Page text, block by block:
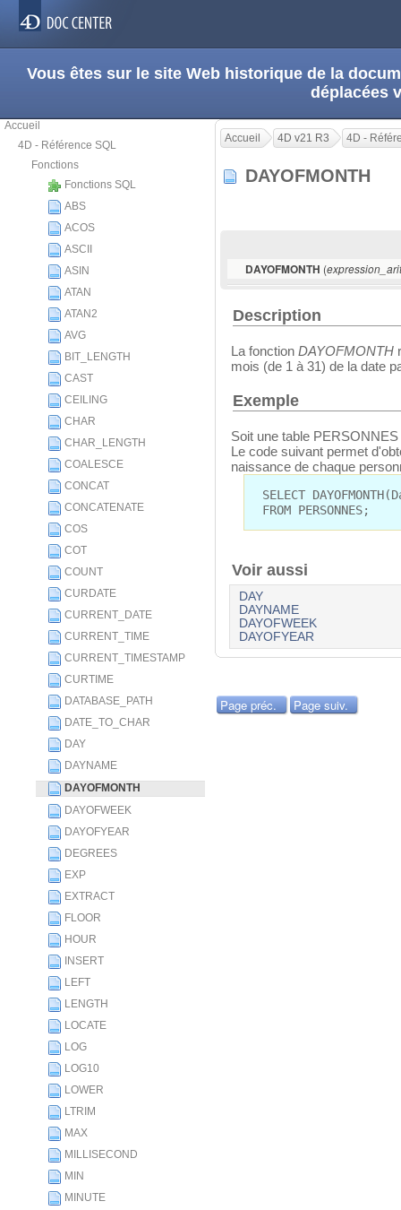
Vous êtes sur le site Web historique de la
déplacées
Accueil
4D - Référence SQL
Fonctions
Fonctions SQL
ABS
ACOS
ASCII
ASIN
ATAN
ATAN2
AVG
BIT_LENGTH
CAST
CEILING
CHAR
CHAR_LENGTH
COALESCE
CONCAT
CONCATENATE
COS
COT
COUNT
CURDATE
CURRENT_DATE
CURRENT_TIME
CURRENT_TIMESTAMP
CURTIME
DATABASE_PATH
DATE_TO_CHAR
DAY
DAYNAME
DAYOFMONTH
DAYOFWEEK
DAYOFYEAR
DEGREES
EXP
EXTRACT
FLOOR
HOUR
INSERT
LEFT
LENGTH
LOCATE
LOG
LOG10
LOWER
LTRIM
MAX
MILLISECOND
MIN
MINUTE
Accueil 4D v21 R3 4D -
DAYOFMONTH
DAYOFMONTH (
Description
La fonction DAYOFMONTH
mois (de 1 à 31) de la date
Exemple
Soit une table
Le code suivant permet
naissance de chaque
SELECT
FROM PERSONNES;
Voir aussi
DAY
DAYNAME
DAYOFWEEK
DAYOFYEAR
Page préc. Page suiv.